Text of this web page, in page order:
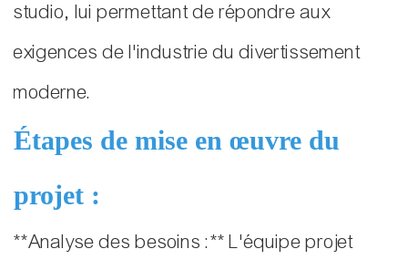
studio, lui permettant de répondre aux
exigences de l'industrie du divertissement
moderne.
Étapes de mise en œuvre du
projet :
**Analyse des besoins :** L'équipe projet